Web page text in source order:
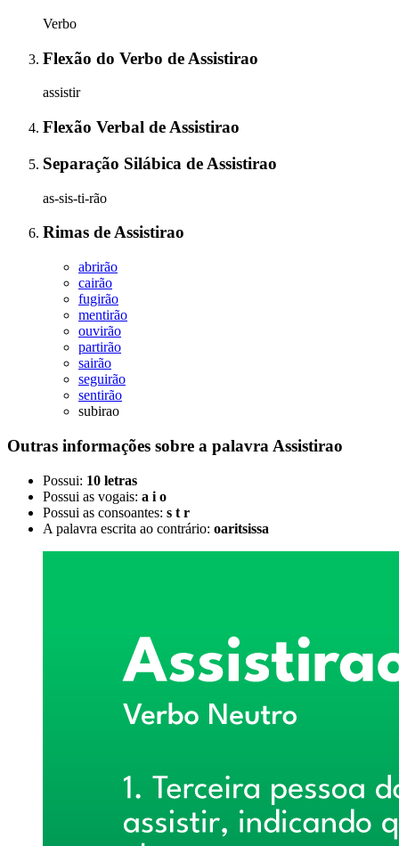
Verbo
Flexão do Verbo de Assistirao
assistir
Flexão Verbal de Assistirao
Separação Silábica de Assistirao
as-sis-ti-rão
Rimas deAssistirao
abrirão
cairão
fugirão
mentirão
ouvirão
partirão
sairão
seguirão
sentirão
subirao
Outras informações sobre a palavra Assistirao
Possui: 10 letras
Possui as vogais: a i o
Possui as consoantes: s t r
A palavra escrita ao contrário: oaritsissa